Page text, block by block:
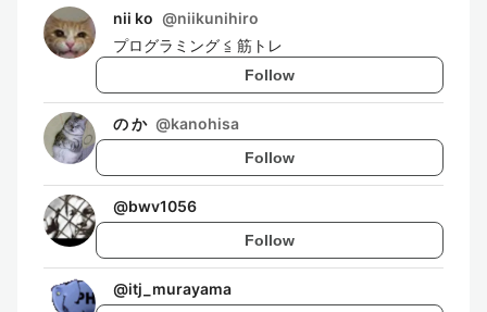
nii ko @niikunihiro
プログラミング ≦ 筋トレ
Follow
の か @kanohisa
Follow
@bwv1056
Follow
@itj_murayama